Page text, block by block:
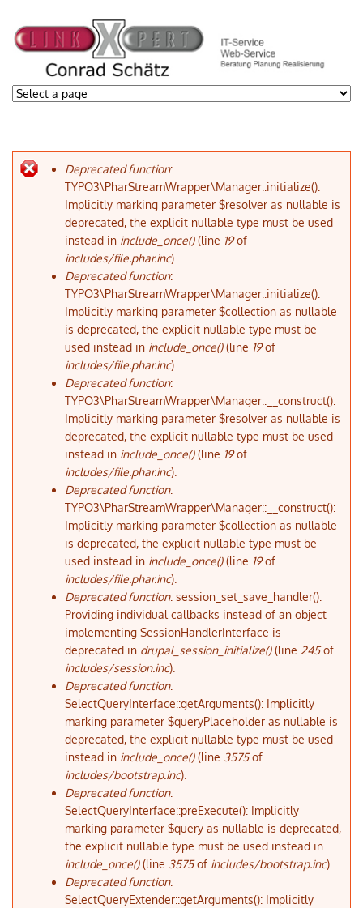
Fehlermeldung
Deprecated function:
TYPO3\PharStreamWrapper\Manager::initialize():
Implicitly marking parameter $resolver as nullable is
deprecated, the explicit nullable type must be used
instead in include_once()(line 19of
includes/file.phar.inc).
Deprecated function:
TYPO3\PharStreamWrapper\Manager::initialize():
Implicitly marking parameter $collection as nullable
is deprecated, the explicit nullable type must be
used instead in include_once()(line 19of
includes/file.phar.inc).
Deprecated function:
TYPO3\PharStreamWrapper\Manager::__construct():
Implicitly marking parameter $resolver as nullable is
deprecated, the explicit nullable type must be used
instead in include_once()(line 19of
includes/file.phar.inc).
Deprecated function:
TYPO3\PharStreamWrapper\Manager::__construct():
Implicitly marking parameter $collection as nullable
is deprecated, the explicit nullable type must be
used instead in include_once()(line 19of
includes/file.phar.inc).
Deprecated function: session_set_save_handler():
Providing individual callbacks instead of an object
implementing SessionHandlerInterface is
deprecated in drupal_session_initialize()(line 245of
includes/session.inc).
Deprecated function:
SelectQueryInterface::getArguments(): Implicitly
marking parameter $queryPlaceholder as nullable is
deprecated, the explicit nullable type must be used
instead in include_once()(line 3575of
includes/bootstrap.inc).
Deprecated function:
SelectQueryInterface::preExecute(): Implicitly
marking parameter $query as nullable is deprecated,
the explicit nullable type must be used instead in
include_once()(line 3575of includes/bootstrap.inc).
Deprecated function:
SelectQueryExtender::getArguments(): Implicitly